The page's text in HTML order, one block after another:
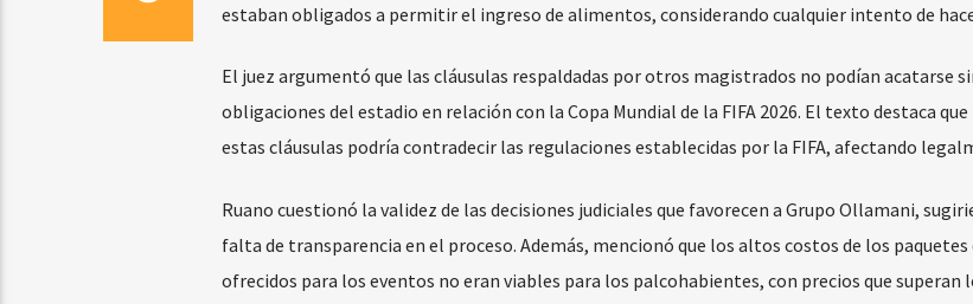
estaban obligados a permitir el ingreso de alimentos, considerando cualquier intento de
El juez argumentó que las cláusulas respaldadas por otros magistrados no podían acatarse
obligaciones del estadio en relación con la Copa Mundial de la FIFA 2026. El texto destaca
estas cláusulas podría contradecir las regulaciones establecidas por la FIFA, afectando
Ruano cuestionó la validez de las decisiones judiciales que favorecen a Grupo Ollamani,
falta de transparencia en el proceso. Además, mencionó que los altos costos de los
ofrecidos para los eventos no eran viables para los palcohabientes, con precios que superan